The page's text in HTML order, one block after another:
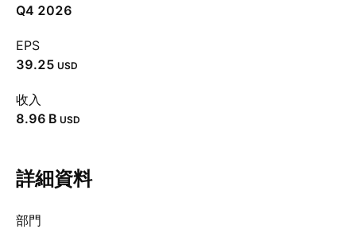
Q4 2026
EPS
39.25 USD
收入
‪8.96 B‬ USD
詳細資料
部門